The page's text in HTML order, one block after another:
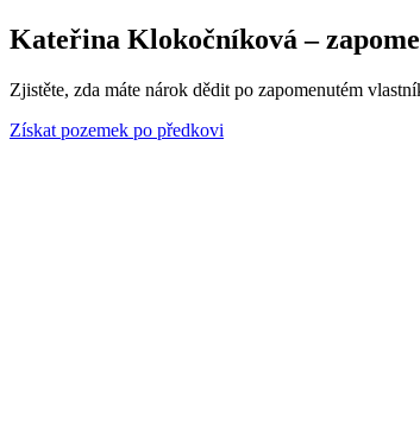
Kateřina Klokočníková –
Zjistěte, zda máte nárok dědit po zapomenutém
Získat pozemek po předkovi